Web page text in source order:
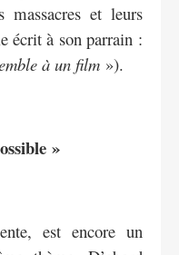
massacres et leurs
écrit à son parrain :
à un film »).
»
est encore un